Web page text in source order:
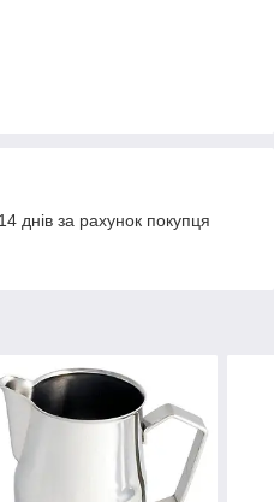
днів за рахунок покупця